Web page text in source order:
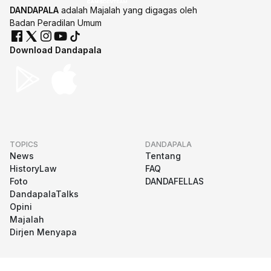
DANDAPALA adalah Majalah yang digagas oleh
Badan Peradilan Umum
Download Dandapala
TOPICS
News
HistoryLaw
Foto
DandapalaTalks
Opini
Majalah
Dirjen Menyapa
DANDAPALA
Tentang
FAQ
DANDAFELLAS